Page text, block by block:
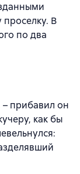
В
по два
– прибавил он
как бы